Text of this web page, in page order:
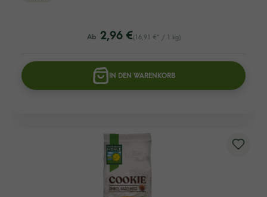
(16,91 €* / 1 kg)
listing.regularPriceLabel
Ab 2,96 €
IN DEN WARENKORB